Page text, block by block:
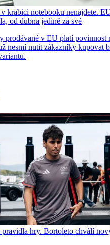
krabici notebooku nenajdete.
od dubna jedině za své
prodávané v EU platí povinnost
nesmí nutit zákazníky kupovat
hry. Bortoleto chválí